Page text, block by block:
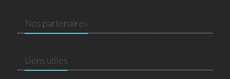
Nos partenaires
Liens utiles